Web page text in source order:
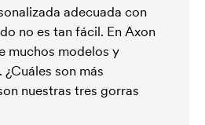
adecuada con
no es tan fácil. En Axon
muchos modelos y
son más
nuestras tres gorras